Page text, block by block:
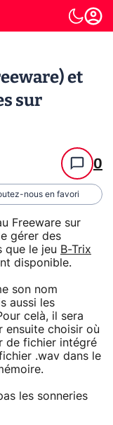
et
sur
0
nous en favori
Freeware sur
gérer des
que le jeu B-Trix
disponible.
son nom
aussi les
celà, il sera
ensuite choisir où
de fichier intégré
.wav dans le
les sonneries